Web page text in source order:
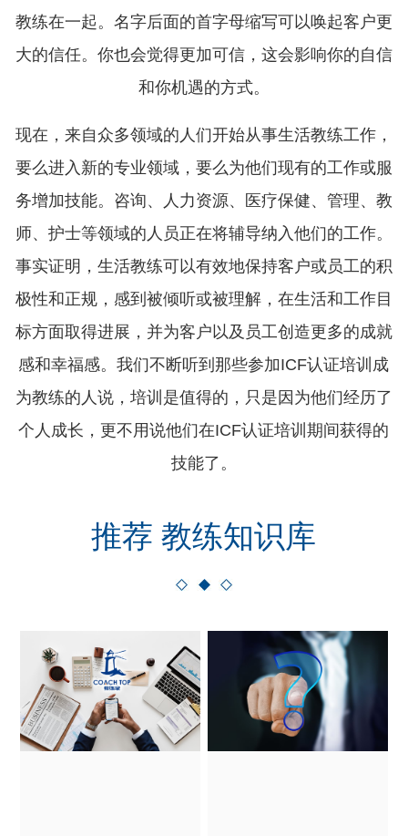
教练在一起。名字后面的首字母缩写可以唤起客户更
大的信任。你也会觉得更加可信，这会影响你的自信
和你机遇的方式。
现在，来自众多领域的人们开始从事生活教练工作，
要么进入新的专业领域，要么为他们现有的工作或服
务增加技能。咨询、人力资源、医疗保健、管理、教
师、护士等领域的人员正在将辅导纳入他们的工作。
事实证明，生活教练可以有效地保持客户或员工的积
极性和正规，感到被倾听或被理解，在生活和工作目
标方面取得进展，并为客户以及员工创造更多的成就
感和幸福感。我们不断听到那些参加ICF认证培训成
为教练的人说，培训是值得的，只是因为他们经历了
个人成长，更不用说他们在ICF认证培训期间获得的
技能了。
推荐 教练知识库